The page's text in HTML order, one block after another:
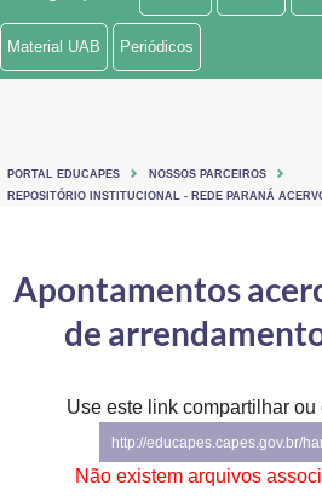
Ministério de Minas e Energia
Ministério do Turismo
Controladoria-Geral da União
Secretaria-Geral
Material UAB Periódicos
PORTAL EDUCAPES
NOSSOS PARCEIROS
REPOSITÓRIO INSTITUCIONAL - REDE PARANÁ
Apontamentos
de
Use este link compartilhar ou
http://educapes.capes.gov.br/
Não existem arquivos